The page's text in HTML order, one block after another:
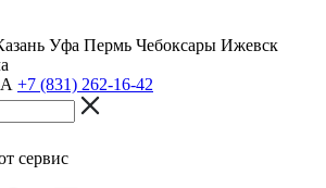
Уфа Пермь Чебоксары Ижевск
+7 (831) 262-16-42
сервис